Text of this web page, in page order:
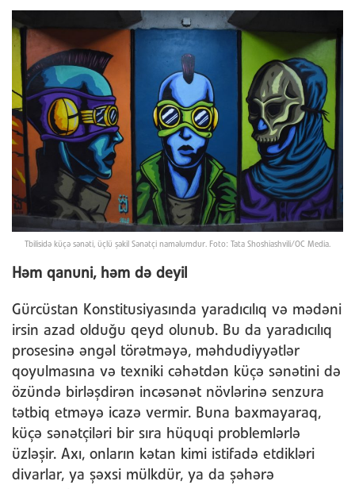
Tbilisidə küçə sənəti, üçlü şəkil Sənətçi naməlumdur. Foto: Tata Shoshiashvili/OC Media.
Həm qanuni, həm də deyil
Gürcüstan Konstitusiyasında yaradıcılıq və mədəni
irsin azad olduğu qeyd olunub. Bu da yaradıcılıq
prosesinə əngəl törətməyə, məhdudiyyətlər
qoyulmasına və texniki cəhətdən küçə sənətini də
özündə birləşdirən incəsənət növlərinə senzura
tətbiq etməyə icazə vermir. Buna baxmayaraq,
küçə sənətçiləri bir sıra hüquqi problemlərlə
üzləşir. Axı, onların kətan kimi istifadə etdikləri
divarlar, ya şəxsi mülkdür, ya da şəhərə